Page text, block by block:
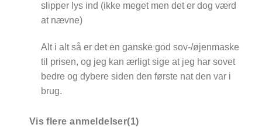
slipper lys ind (ikke meget men det er dog værd
at nævne)
Alt i alt så er det en ganske god sov-/øjenmaske
til prisen, og jeg kan ærligt sige at jeg har sovet
bedre og dybere siden den første nat den var i
brug.
Vis flere anmeldelser(1)